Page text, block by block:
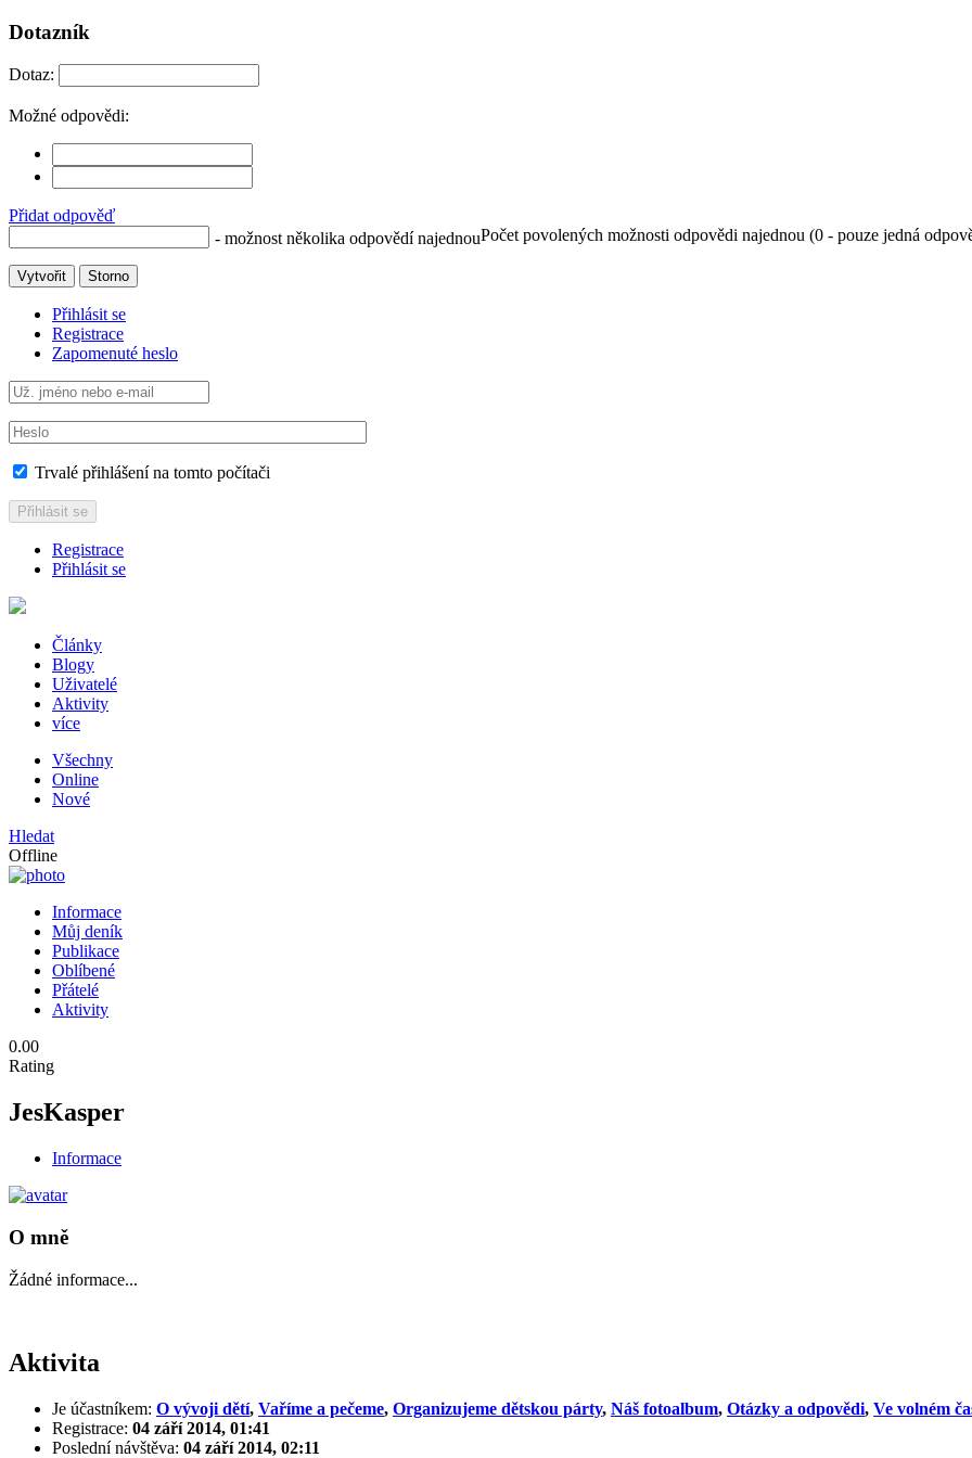
Dotazník
Dotaz:
Možné odpovědi:
Přidat odpověď
- možnost několika odpovědí najednouPočet povolených možnosti odpovědi najednou (0 - pouze jedná
Vytvořit Storno
Přihlásit se
Registrace
Zapomenuté heslo
Trvalé přihlášení na tomto počítači
Přihlásit se
Registrace
Přihlásit se
Články
Blogy
Uživatelé
Aktivity
více
Všechny
Online
Nové
Hledat
Offline
Informace
Můj deník
Publikace
Oblíbené
Přátelé
Aktivity
0.00
Rating
JesKasper
Informace
O mně
Žádné informace...
Aktivita
Je účastníkem: O vývoji dětí, Vaříme a pečeme, Organizujeme dětskou párty, Náš fotoalbum, Otázky a odpovědi, Ve volném
Registrace: 04 září 2014, 01:41
Poslední návštěva: 04 září 2014, 02:11